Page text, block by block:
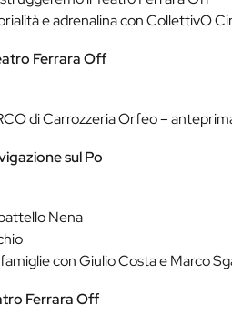
e adrenalina con CollettivO
Ferrara Off
di Carrozzeria Orfeo –
sul Po
Nena
con Giulio Costa e Marco
Ferrara Off